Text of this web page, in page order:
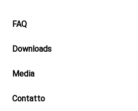
Footer
FAQ
Downloads
Media
Contatto